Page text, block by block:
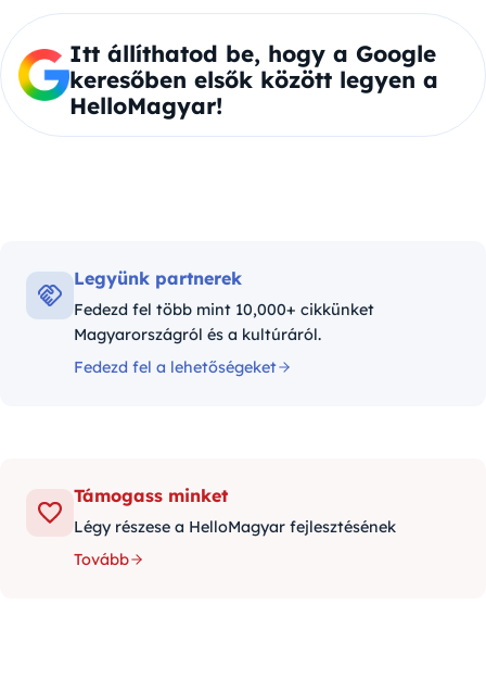
Itt állíthatod be, hogy a Google
keresőben elsők között legyen a
HelloMagyar!
Legyünk partnerek
Fedezd fel több mint 10,000+ cikkünket
Magyarországról és a kultúráról.
Fedezd fel a lehetőségeket
Támogass minket
Légy részese a HelloMagyar fejlesztésének
Tovább